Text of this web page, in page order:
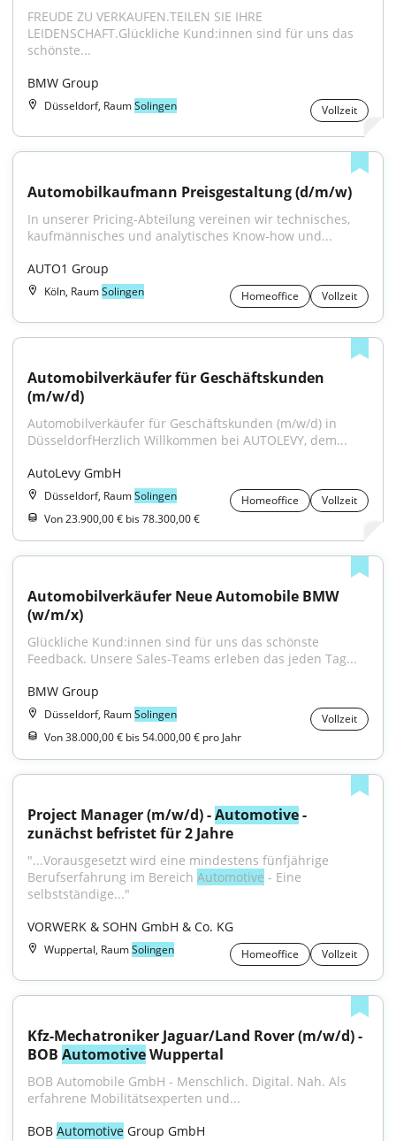
FREUDE ZU VERKAUFEN.TEILEN SIE IHRE
LEIDENSCHAFT.Glückliche Kund:innen sind für uns das
schönste...
BMW Group
Düsseldorf, RaumSolingen Vollzeit
Automobilkaufmann Preisgestaltung (d/m/w)
In unserer Pricing-Abteilung vereinen wir technisches,
kaufmännisches und analytisches Know-how und...
AUTO1 Group
Köln, RaumSolingen Homeoffice Vollzeit
Automobilverkäufer für Geschäftskunden
(m/w/d)
Automobilverkäufer für Geschäftskunden (m/w/d) in
DüsseldorfHerzlich Willkommen bei AUTOLEVY, dem...
AutoLevy GmbH
Düsseldorf, RaumSolingen Homeoffice
Vollzeit
Von 23.900,00 € bis 78.300,00 €
Automobilverkäufer Neue Automobile BMW
(w/m/x)
Glückliche Kund:innen sind für uns das schönste
Feedback. Unsere Sales-Teams erleben das jeden Tag...
BMW Group
Düsseldorf, RaumSolingen
Vollzeit
Von 38.000,00 € bis 54.000,00 € pro Jahr
Project Manager (m/w/d) - Automotive -
zunächst befristet für 2 Jahre
"...Vorausgesetzt wird eine mindestens fünfjährige
Berufserfahrung im Bereich Automotive - Eine
selbstständige..."
VORWERK & SOHN GmbH & Co. KG
Wuppertal, RaumSolingen Homeoffice Vollzeit
Kfz-Mechatroniker Jaguar/Land Rover (m/w/d) -
BOB Automotive Wuppertal
BOB Automobile GmbH - Menschlich. Digital. Nah. Als
erfahrene Mobilitätsexperten und...
BOB Automotive Group GmbH